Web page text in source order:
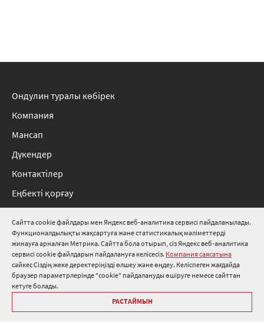
Сайтта cookie файлдары мен Яндекс веб-аналитика сервисі пайдаланылады.
Функционалдылықты жақсартуға және статистикалық мәліметтерді
жинауға арналған Метрика. Сайтта бола отырып, сіз Яндекс веб-аналитика
сервисі cookie файлдарын пайдалануға келісесіз. Компания саясатына
сәйкес Сіздің жеке деректеріңізді өлшеу және өңдеу. Келіспеген жағдайда
браузер параметрлерінде "cookie" пайдалануды өшіруге немесе сайттан
кетуге болады.
РАСТАЙМЫН
8 800 511 91 82
info@onduline.ru
Ресей Беларусь Қазақстан
Ондулин туралы көбірек
Компания
Мансап
Дүкендер
Контактілер
Еңбекті қорғау